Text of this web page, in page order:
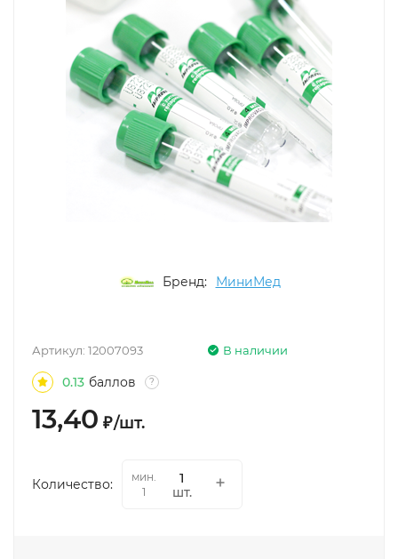
Бренд: МиниМед
В наличии
Артикул: 12007093
0.13 баллов ?
13,40 ₽/шт.
Количество:
мин.
1
шт.